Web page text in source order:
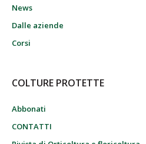
News
Dalle aziende
Corsi
COLTURE PROTETTE
Abbonati
CONTATTI